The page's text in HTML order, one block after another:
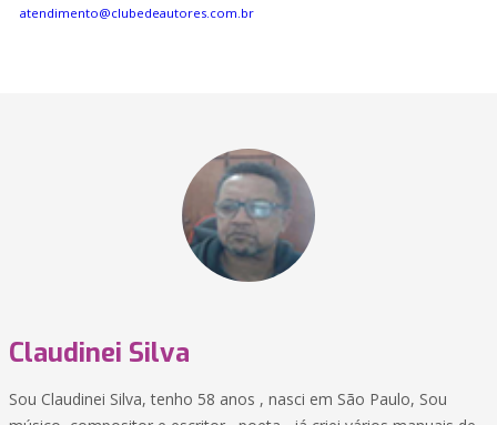
atendimento@clubedeautores.com.br
Claudinei Silva
Sou Claudinei Silva, tenho 58 anos , nasci em São Paulo, Sou